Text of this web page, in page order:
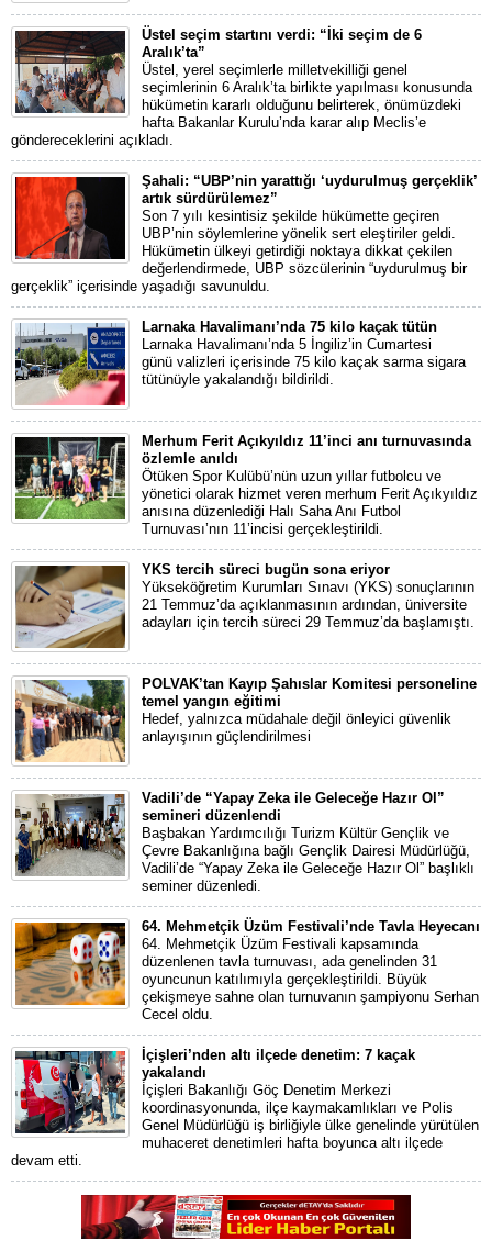
Üstel seçim startını verdi: “İki seçim de 6
Aralık’ta”
Üstel, yerel seçimlerle milletvekilliği genel
seçimlerinin 6 Aralık’ta birlikte yapılması konusunda
hükümetin kararlı olduğunu belirterek, önümüzdeki
hafta Bakanlar Kurulu’nda karar alıp Meclis’e
göndereceklerini açıkladı.
Şahali: “UBP’nin yarattığı ‘uydurulmuş gerçeklik’
artık sürdürülemez”
Son 7 yılı kesintisiz şekilde hükümette geçiren
UBP’nin söylemlerine yönelik sert eleştiriler geldi.
Hükümetin ülkeyi getirdiği noktaya dikkat çekilen
değerlendirmede, UBP sözcülerinin “uydurulmuş bir
gerçeklik” içerisinde yaşadığı savunuldu.
Larnaka Havalimanı’nda 75 kilo kaçak tütün
Larnaka Havalimanı’nda 5 İngiliz’in Cumartesi
günü valizleri içerisinde 75 kilo kaçak sarma sigara
tütünüyle yakalandığı bildirildi.
Merhum Ferit Açıkyıldız 11’inci anı turnuvasında
özlemle anıldı
Ötüken Spor Kulübü’nün uzun yıllar futbolcu ve
yönetici olarak hizmet veren merhum Ferit Açıkyıldız
anısına düzenlediği Halı Saha Anı Futbol
Turnuvası’nın 11’incisi gerçekleştirildi.
YKS tercih süreci bugün sona eriyor
Yükseköğretim Kurumları Sınavı (YKS) sonuçlarının
21 Temmuz’da açıklanmasının ardından, üniversite
adayları için tercih süreci 29 Temmuz’da başlamıştı.
POLVAK’tan Kayıp Şahıslar Komitesi personeline
temel yangın eğitimi
Hedef, yalnızca müdahale değil önleyici güvenlik
anlayışının güçlendirilmesi
Vadili’de “Yapay Zeka ile Geleceğe Hazır Ol”
semineri düzenlendi
Başbakan Yardımcılığı Turizm Kültür Gençlik ve
Çevre Bakanlığına bağlı Gençlik Dairesi Müdürlüğü,
Vadili’de “Yapay Zeka ile Geleceğe Hazır Ol” başlıklı
seminer düzenledi.
64. Mehmetçik Üzüm Festivali’nde Tavla Heyecanı
64. Mehmetçik Üzüm Festivali kapsamında
düzenlenen tavla turnuvası, ada genelinden 31
oyuncunun katılımıyla gerçekleştirildi. Büyük
çekişmeye sahne olan turnuvanın şampiyonu Serhan
Cecel oldu.
İçişleri’nden altı ilçede denetim: 7 kaçak
yakalandı
İçişleri Bakanlığı Göç Denetim Merkezi
koordinasyonunda, ilçe kaymakamlıkları ve Polis
Genel Müdürlüğü iş birliğiyle ülke genelinde yürütülen
muhaceret denetimleri hafta boyunca altı ilçede
devam etti.